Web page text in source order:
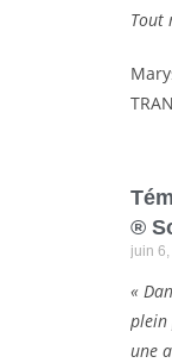
Tout
®
juin
«
plein
une